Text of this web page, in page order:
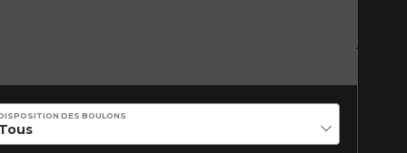
DES BOULONS
disponible en ligne
pas à contacter notre
de l'information sur votre